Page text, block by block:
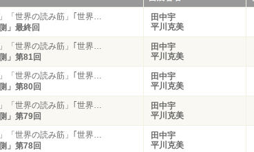
「世界の読み筋」｢世界…
」最終回
田中宇
平川克美
「世界の読み筋」｢世界…
」第81回
田中宇
平川克美
「世界の読み筋」｢世界…
」第80回
田中宇
平川克美
「世界の読み筋」｢世界…
」第79回
田中宇
平川克美
「世界の読み筋」｢世界…
」第78回
田中宇
平川克美